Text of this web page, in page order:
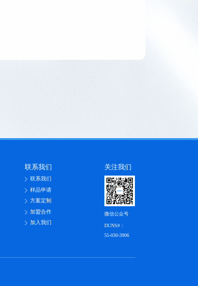
联系我们
联系我们
样品申请
方案定制
加盟合作
加入我们
关注我们
微信公众号
DUNS#：
55-030-3906